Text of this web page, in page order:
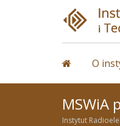
O
MSWiA
Instytut